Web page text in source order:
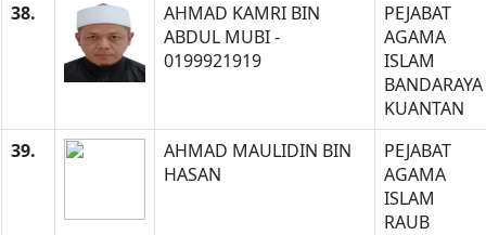
38.
AHMAD KAMRI BIN
ABDUL MUBI -
0199921919
PEJABAT
AGAMA
ISLAM
BANDARAYA
KUANTAN
39.
AHMAD MAULIDIN BIN
HASAN
PEJABAT
AGAMA
ISLAM
RAUB